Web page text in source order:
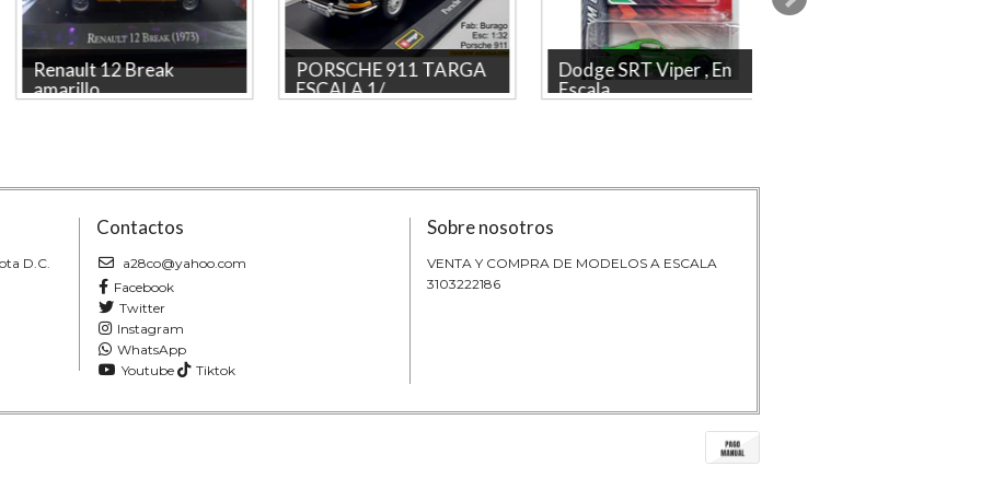
Renault 12 Break
amarillo, ...
PORSCHE 911 TARGA
ESCALA 1/...
Dodge SRT Viper , En
Escala...
D.C.
Contactos
a28co@yahoo.com
Facebook
Twitter
Instagram
WhatsApp
Youtube
Tiktok
Sobre nosotros
VENTA Y COMPRA DE MODELOS A ESCALA
3103222186